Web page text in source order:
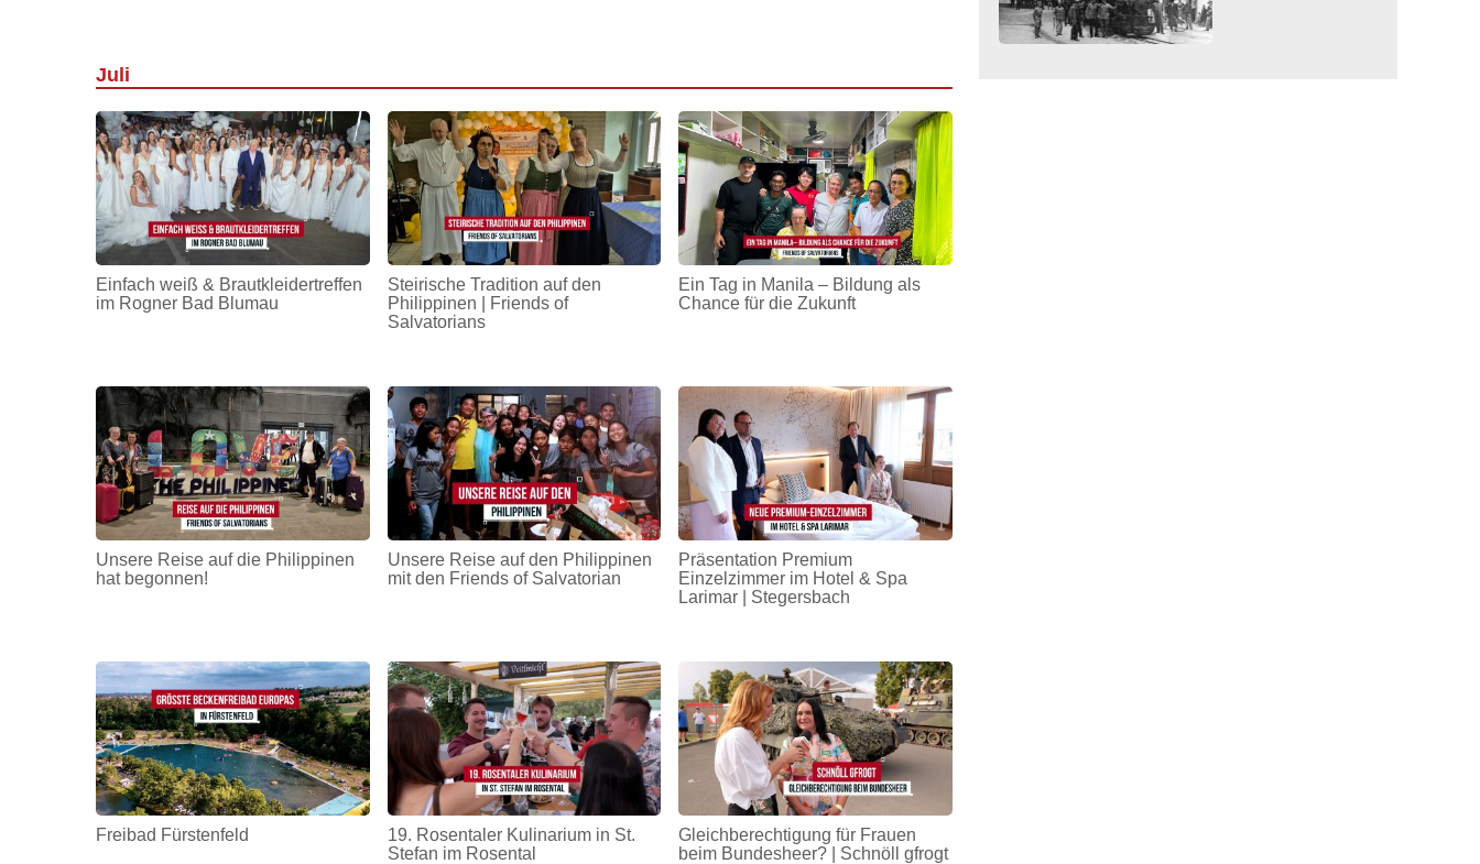
Juli
Einfach weiß & Brautkleidertreffen
im Rogner Bad Blumau
Steirische Tradition auf den
Philippinen | Friends of
Salvatorians
Ein Tag in Manila – Bildung als
Chance für die Zukunft
Unsere Reise auf die Philippinen
hat begonnen!
Unsere Reise auf den Philippinen
mit den Friends of Salvatorian
Präsentation Premium
Einzelzimmer im Hotel & Spa
Larimar | Stegersbach
Freibad Fürstenfeld
19. Rosentaler Kulinarium in St.
Stefan im Rosental
Gleichberechtigung für Frauen
beim Bundesheer? | Schnöll gfrogt